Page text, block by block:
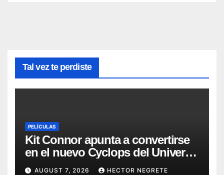
Tal vez te perdiste
PELÍCULAS
Kit Connor apunta a convertirse
en el nuevo Cyclops del Universo
Marvel
AUGUST 7, 2026 HECTOR NEGRETE